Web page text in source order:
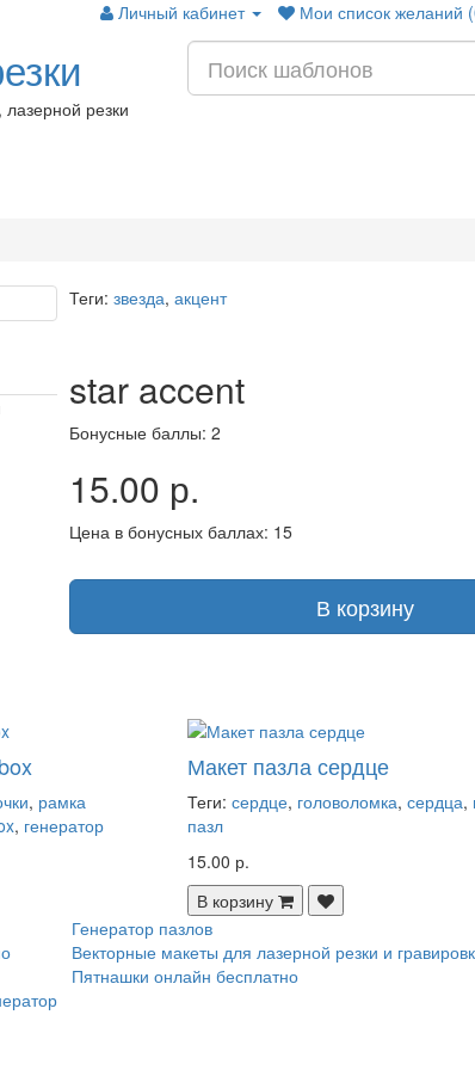
Личный кабинет Мои список желаний
резки
Теги: звезда, акцент
star accent
Бонусные баллы: 2
15.00 р.
Цена в бонусных баллах: 15
В корзину
, рамка
, генератор
Макет пазла сердце
Теги: сердце, головоломка, сердца,
пазл
15.00 р.
В корзину
Генератор пазлов
Векторные макеты для лазерной резки и
Пятнашки онлайн бесплатно